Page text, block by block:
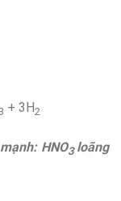
+ 3H2
HNO3 loãng